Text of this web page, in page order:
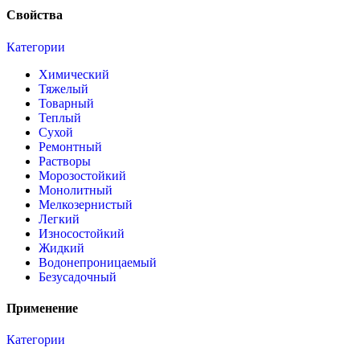
Свойства
Категории
Химический
Тяжелый
Товарный
Теплый
Сухой
Ремонтный
Растворы
Морозостойкий
Монолитный
Мелкозернистый
Легкий
Износостойкий
Жидкий
Водонепроницаемый
Безусадочный
Применение
Категории